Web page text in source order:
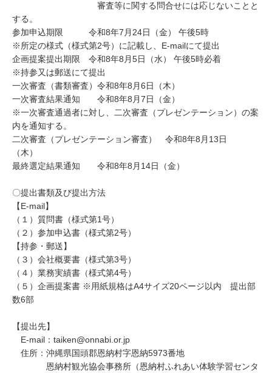
審査等に関する問合せには応じないことと
する。
参加申込期限 令和8年7月24日（金） 午後5時
※所定の様式（様式第2号）に記載し、E-mailにて提出
企画提案提出期限 令和8年8月5日（水） 午後5時必着
※持参又は郵送にて提出
一次審査（書類審査）令和8年8月6日（木）
一次審査結果通知 令和8年8月7日（金）
※一次審査通過者に対し、二次審査（プレゼンテーション）の案
内を通知する。
二次審査（プレゼンテーション審査） 令和8年8月13日
（木）
最終選定結果通知 令和8年8月14日（金）
〇提出書類及び提出方法
【E-mail】
（１）質問書（様式第1号）
（２）参加申込書（様式第2号）
【持参・郵送】
（３）会社概要書（様式第3号）
（４）業務実績書（様式第4号）
（５）企画提案書 ※用紙規格はA4サイズ20ページ以内 提出部
数6部
【提出先】
E-mail：taiken@onnabi.or.jp
住所：沖縄県国頭郡恩納村字恩納5973番地
恩納村観光協会事務所（恩納村ふれあい体験学習センタ